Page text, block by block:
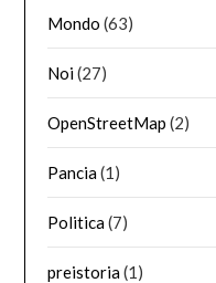
Mondo (63)
Noi(27)
OpenStreetMap (2)
Pancia(1)
Politica(7)
preistoria(1)